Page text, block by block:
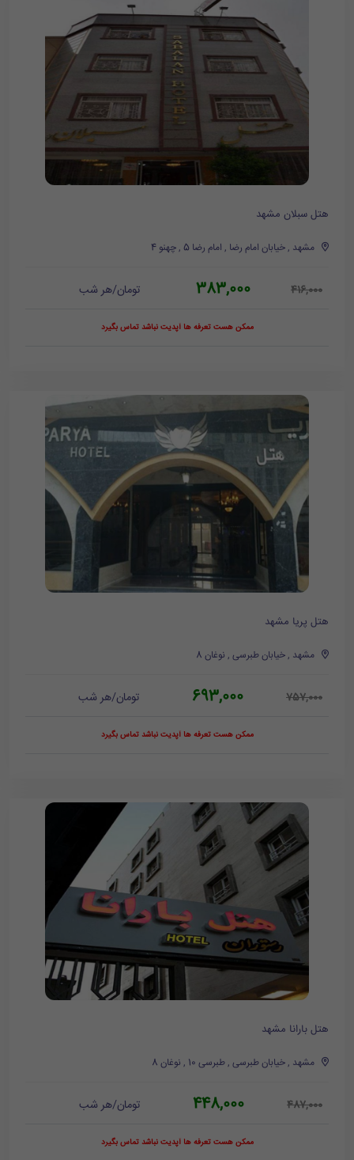
هتل سبلان مشهد
مشهد , خیابان امام رضا , امام رضا 5 , چهنو 4
416,000
383,000 تومان/هر شب
ممکن هست تعرفه ها آپدیت نباشد تماس بگیرد
هتل پریا مشهد
مشهد , خیابان طبرسی , نوغان 8
757,000
693,000 تومان/هر شب
ممکن هست تعرفه ها آپدیت نباشد تماس بگیرد
هتل بارانا مشهد
مشهد , خیابان طبرسی , طبرسی 10 , نوغان 8
487,000
448,000 تومان/هر شب
ممکن هست تعرفه ها آپدیت نباشد تماس بگیرد